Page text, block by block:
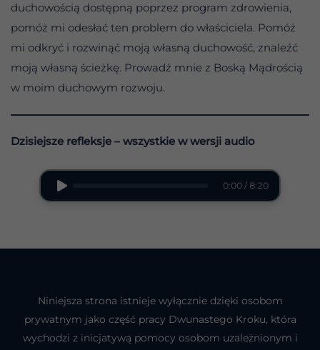
duchowością dostępną poprzez program zdrowienia,
pomóż mi odesłać ten problem do właściciela. Pomóż
mi odkryć i rozwinąć moją własną duchowość, znaleźć
moją własną ścieżkę. Prowadź mnie z Boską Mądrością
w moim duchowym rozwoju.
Dzisiejsze refleksje – wszystkie w wersji audio
0:00 / 8:20
Niniejsza strona istnieje wyłącznie dzięki osobom
prywatnym jako część pracy Dwunastego Kroku, która
wychodzi z inicjatywą pomocy osobom uzależnionym i